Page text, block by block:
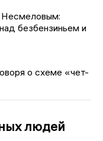
безбензиньем и
о схеме «чет-
людей